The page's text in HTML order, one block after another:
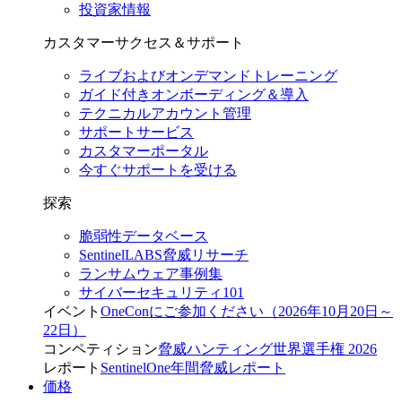
投資家情報
カスタマーサクセス＆サポート
ライブおよびオンデマンドトレーニング
ガイド付きオンボーディング＆導入
テクニカルアカウント管理
サポートサービス
カスタマーポータル
今すぐサポートを受ける
探索
脆弱性データベース
SentinelLABS脅威リサーチ
ランサムウェア事例集
サイバーセキュリティ101
イベント OneConにご参加ください（2026年10月20日～
22日）
コンペティション脅威ハンティング世界選手権 2026
レポート SentinelOne年間脅威レポート
価格